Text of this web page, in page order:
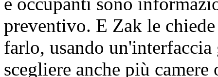
preventivo. E Zak le
farlo, usando
scegliere anche più camere